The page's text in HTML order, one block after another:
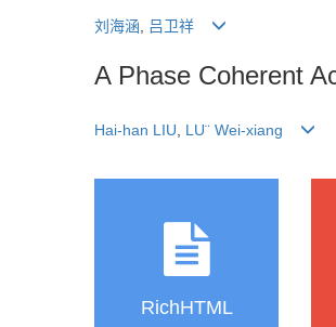
刘海涵, 吕卫祥
A Phase Coherent
Hai-han LIU LU¨ Wei-xiang
RichHTML